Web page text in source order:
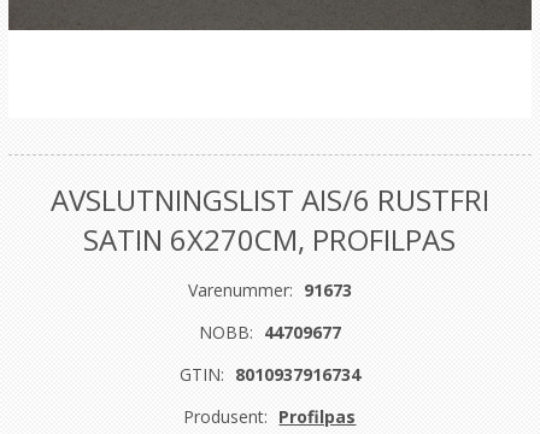
AVSLUTNINGSLIST AIS/6 RUSTFRI
SATIN 6X270CM, PROFILPAS
Varenummer: 91673
NOBB: 44709677
GTIN: 8010937916734
Produsent: Profilpas